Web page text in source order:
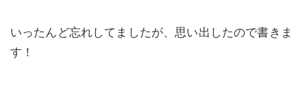
いったんど忘れしてましたが、思い出したので書きま
す！